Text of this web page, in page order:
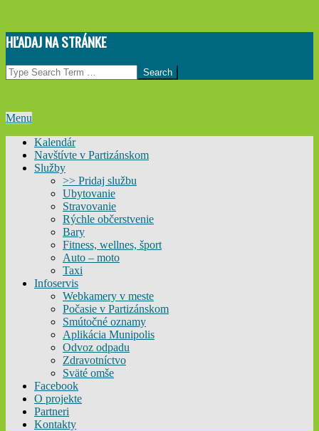
Skip
to
content
HĽADAJ NA STRÁNKE
Search
Primary
Menu
Menu
Kalendár
Navštívte v Partizánskom
Služby
>> Pridaj službu
Ubytovanie
Stravovanie
Rýchle občerstvenie
Bary
Fitness, wellnes, šport
Auto – moto
Taxi
Infoservis
Webkamery v meste
Počasie v Partizánskom
Smútočné oznamy
Aplikácia Munipolis
Odvoz odpadu
Zdravotníctvo
Sväté omše
Facebook
O projekte
Partneri
Kontakty